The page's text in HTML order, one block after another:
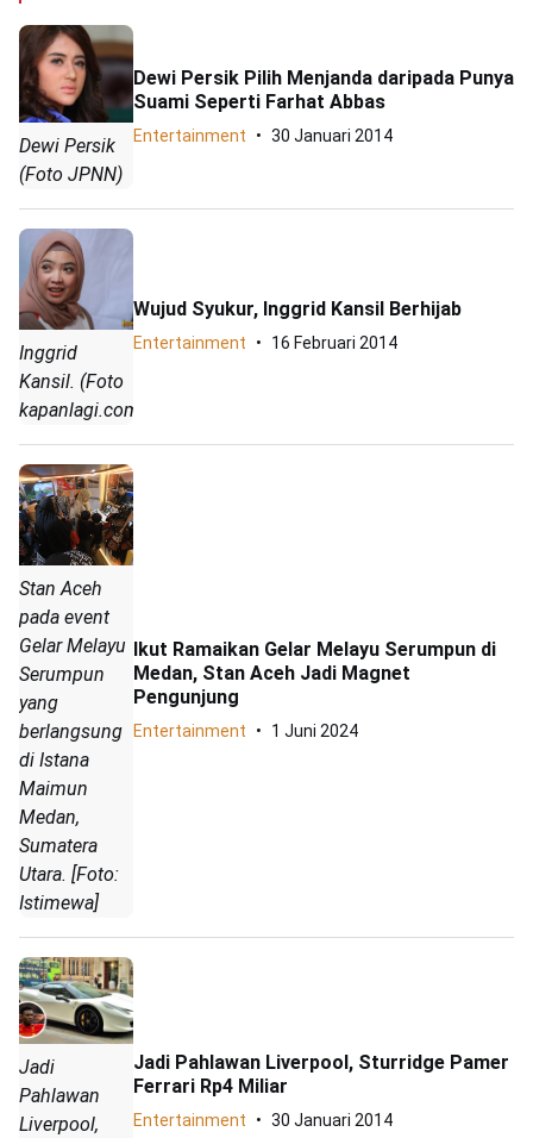
Dewi Persik
(Foto JPNN)
Dewi Persik Pilih Menjanda daripada Punya
Suami Seperti Farhat Abbas
Entertainment 30 Januari 2014
Inggrid
Kansil. (Foto
kapanlagi.com)
Wujud Syukur, Inggrid Kansil Berhijab
Entertainment 16 Februari 2014
Stan Aceh
pada event
Gelar Melayu
Serumpun
yang
berlangsung
di Istana
Maimun
Medan,
Sumatera
Utara. [Foto:
Istimewa]
Ikut Ramaikan Gelar Melayu Serumpun di
Medan, Stan Aceh Jadi Magnet
Pengunjung
Entertainment 1 Juni 2024
Jadi
Pahlawan
Liverpool,
Jadi Pahlawan Liverpool, Sturridge Pamer
Ferrari Rp4 Miliar
Entertainment 30 Januari 2014